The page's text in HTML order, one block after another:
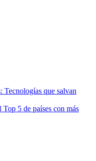
Tecnologías que salvan
5 de países con más